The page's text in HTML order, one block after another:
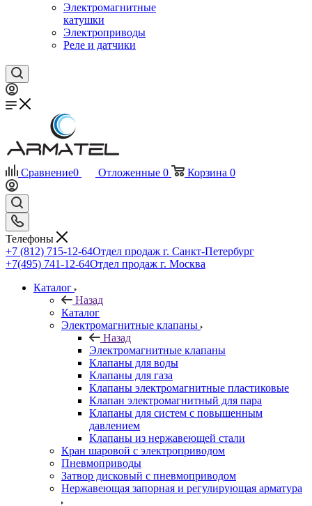
Электромагнитные
катушки
Электроприводы
Реле и датчики
Сравнение0 Отложенные 0 Корзина 0
Телефоны
+7 (812) 715-12-64Отдел продаж г. Санкт-Петербург
+7(495) 741-12-64Отдел продаж г. Москва
Каталог
Назад
Каталог
Электромагнитные клапаны
Назад
Электромагнитные клапаны
Клапаны для воды
Клапаны для газа
Клапаны электромагнитные пластиковые
Клапан электромагнитный для пара
Клапаны для систем с повышенным
давлением
Клапаны из нержавеющей стали
Кран шаровой с электроприводом
Пневмоприводы
Затвор дисковый с пневмоприводом
Нержавеющая запорная и регулирующая арматура